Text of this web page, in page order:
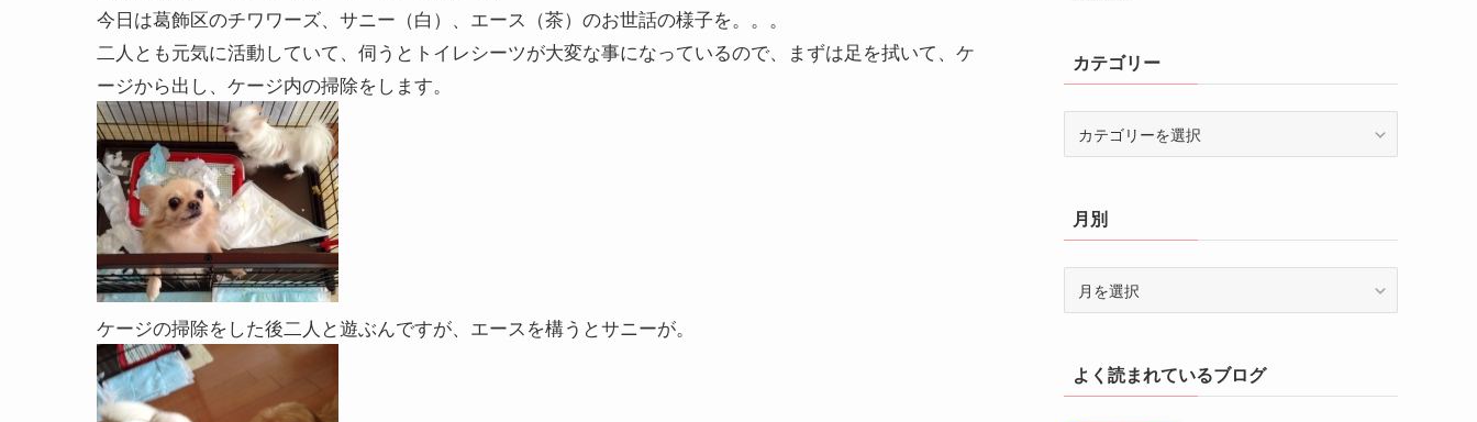
今日は葛飾区のチワワーズ、サニー（白）、エース（茶）のお世話の様子を。。。
二人とも元気に活動していて、伺うとトイレシーツが大変な事になっているので、まずは足を拭いて、ケ
ージから出し、ケージ内の掃除をします。
ケージの掃除をした後二人と遊ぶんですが、エースを構うとサニーが。
カテゴリー
ー月別
よく読まれているブログ